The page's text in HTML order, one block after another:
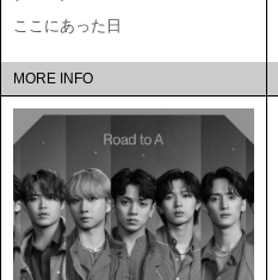
ここにあった日
MORE INFO